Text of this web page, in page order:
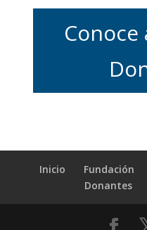
Inicio Fundación
Donantes